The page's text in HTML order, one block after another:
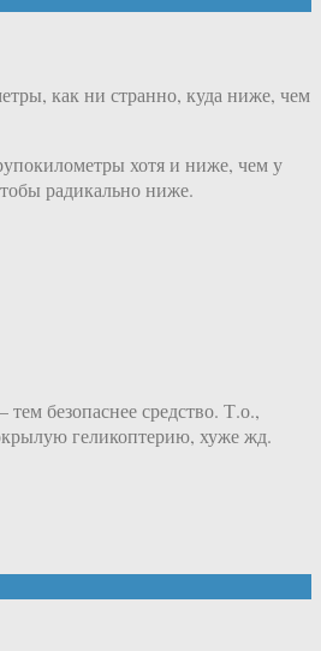
как ни странно, куда ниже, чем
хотя и ниже, чем у
радикально ниже.
безопаснее средство. Т.о.,
геликоптерию, хуже жд.